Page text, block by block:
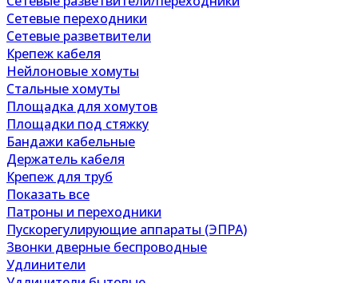
Сетевые переходники
Сетевые разветвители
Крепеж кабеля
Нейлоновые хомуты
Стальные хомуты
Площадка для хомутов
Площадки под стяжку
Бандажи кабельные
Держатель кабеля
Крепеж для труб
Показать все
Патроны и переходники
Пускорегулирующие аппараты (ЭПРА)
Звонки дверные беспроводные
Удлинители